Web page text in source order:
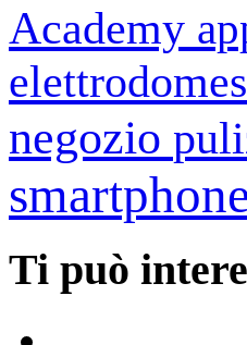
Academy
negozio
Ti può